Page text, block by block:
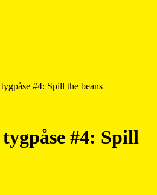
#4: Spill the beans
#4: Spill